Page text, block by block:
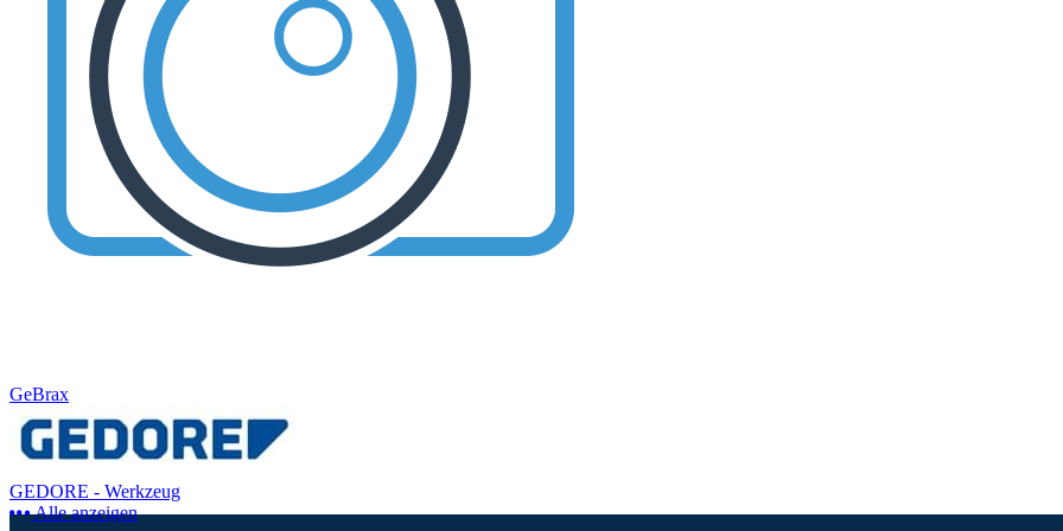
GeBrax
GEDORE - Werkzeug
Alle anzeigen